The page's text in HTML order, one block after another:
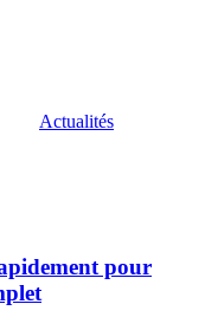
Actualités
pour